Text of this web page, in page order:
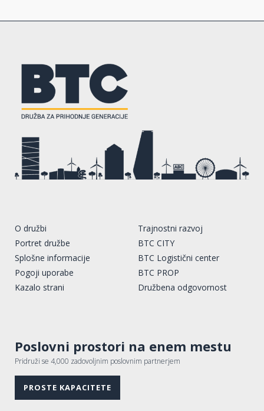
O družbi
Portret družbe
Splošne informacije
Pogoji uporabe
Kazalo strani
Trajnostni razvoj
BTC CITY
BTC Logistični center
BTC PROP
Družbena odgovornost
Poslovni prostori na enem mestu
Pridruži se 4,000 zadovoljnim poslovnim partnerjem
PROSTE KAPACITETE